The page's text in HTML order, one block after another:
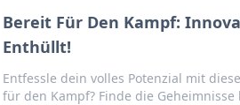
Bereit Für Den Kampf:
Enthüllt!
Entfessle dein volles Potenzial mit
für den Kampf? Finde die Geheimnisse